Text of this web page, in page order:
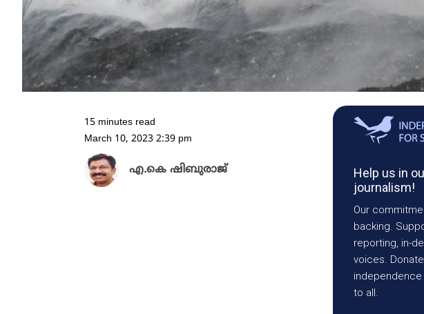
Help us in
journalism!
Our
backing.
reporting, in-
voices.
to all.
15 minutes read
March 10, 2023 2:39 pm
എ.കെ ഷിബുരാജ്